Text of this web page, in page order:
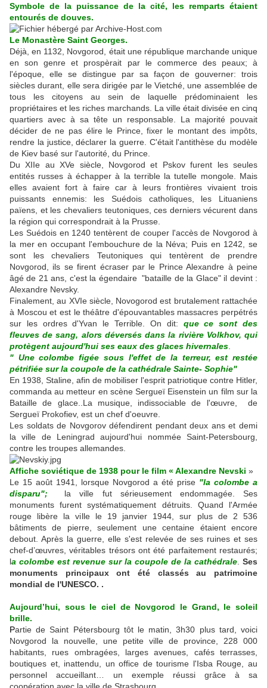
Symbole de la puissance de la cité,
les remparts étaient
entourés de douves.
Le Monastère Saint Georges.
Déjà, en 1132, Novgorod, était une république marchande unique
en son genre et prospèrait par le commerce des peaux; à
l'époque, elle se distingue par sa façon de gouverner: trois
siècles durant, elle sera dirigée par le Vietché, une assemblée de
tous les citoyens au sein de laquelle prédominaient les
propriétaires et les riches marchands. La ville était divisée en cinq
quartiers avec à sa tête un responsable. La majorité pouvait
décider de ne pas élire le Prince, fixer le montant des impôts,
rendre la justice, déclarer la guerre. C'était l'antithèse du modèle
de Kiev basé sur l'autorité, du Prince.
Du XIIe au XVe siècle, Novgorod et Pskov furent les seules
entités russes à échapper à la terrible la tutelle mongole. Mais
elles avaient fort à faire car à leurs frontières vivaient trois
puissants ennemis: les Suédois catholiques, les Lituaniens
païens, et les chevaliers teutoniques, ces derniers vécurent dans
la région qui correspondrait à la Prusse.
Les Suédois en 1240 tentèrent de couper l'accès de Novgorod à
la mer en occupant l'embouchure de la Néva; Puis en 1242, se
sont les chevaliers Teutoniques qui tentèrent de prendre
Novgorod, ils se firent écraser par le Prince Alexandre à peine
âgé de 21 ans, c'est la égendaire "bataille de la Glace" il devint :
Alexandre Nevsky.
Finalement, au XVIe siècle, Novogorod est brutalement rattachée
à Moscou et est le théâtre d'épouvantables massacres perpétrés
sur les ordres d'Yvan le Terrible. On dit: que ce sont des
fleuves de sang, alors déversés dans la rivière Volkhov, qui
protègent aujourd'hui ses eaux des glaces hivernales
" Une colombe figée sous l'effet de la terreur, est restée
pétrifiée sur la coupole de la cathédrale Sainte- Sophie"
En 1938, Staline, afin de mobiliser l'esprit patriotique contre Hitler,
commanda au metteur en scène Sergueï Eisenstein un film sur la
Bataille de glace..La musique, indissociable de l'œuvre, de
Sergueï Prokofiev, est un chef d'oeuvre.
Les soldats de Novgorov défendirent pendant deux ans et demi
la ville de Leningrad aujourd'hui nommée Saint-Petersbourg,
contre les troupes allemandes.
Affiche soviétique de 1938 pour le film « Alexandre Nevski »
Le 15 août 1941, lorsque Novgorod a été prise "la colombe a
disparu"; la ville fut sérieusement endommagée. Ses
monuments furent systématiquement détruits. Quand l'Armée
rouge libère la ville le 19 janvier 1944, sur plus de 2 536
bâtiments de pierre, seulement une centaine étaient encore
debout. Après la guerre, elle s'est relevée de ses ruines et ses
chef-d’œuvres, véritables trésors ont été parfaitement restaurés;
la colombe est revenue sur la coupole de la cathédrale Ses
monuments principaux ont été classés au patrimoine
mondial de l'UNESCO. .
Aujourd’hui, sous le ciel de Novgorod le Grand, le soleil
brille.
Partie de Saint Pétersbourg tôt le matin, 3h30 plus tard, voici
Novgorod la nouvelle, une petite ville de province, 228 000
habitants, rues ombragées, larges avenues, cafés terrasses,
boutiques et, inattendu, un office de tourisme l'Isba Rouge, au
personnel accueillant… un exemple réussi grâce à sa